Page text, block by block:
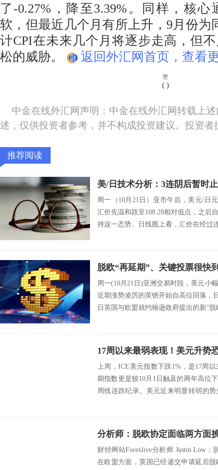
了-0.27%，降至3.39%。同样，核
软，但最近几个月有所上升，9月份为
计CPI在未来几个月将逐步走高，但
松的威胁。
返回外汇网首页，查看
赞
( )
中金在线外汇网声明：中金在线外汇网转载上
述，仅供投资者参考，并不构成投资建议。投资
推荐阅读
美/日技术分析：3连阴后暂时
周一（10月21日）亚市午后，美元/日
汇价先温和跌至108.28相对低点，之后
持这一态势。日线图上看，汇价在经过
周一(10月21日)亚洲交易时段，美元小
近期涨势凌厉的英镑开始自高位回落，
日英国与欧盟就约翰逊政府提出的新“
17周以来最弱表现！美元升势
上周，ICE美元指数下跌1%，是17周
期指数更是较10月1日触及的两年高位
周线连跌纪录。美元近来明显转弱的
分析师：脱欧协定面临两方面
财经网站Forexlive分析师 Justin Low
在欧盟方面，英国已经递交申请延后